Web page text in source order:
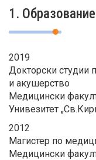
1. Образование
2019
Докторски студии
и акушерство
Медицински
Унивезитет
2012
Магистер по
Медицински